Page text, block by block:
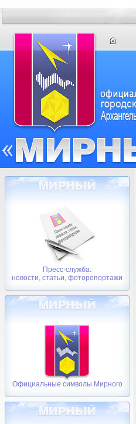
Пресс-служба:
новости, статьи, фоторепортажи
Официальные символы Мирного